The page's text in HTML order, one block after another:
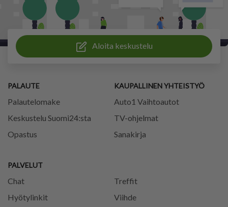
Aloita keskustelu
PALAUTE
Palautelomake
Keskustelu Suomi24:sta
Opastus
PALVELUT
Chat
Treffit
Hyötylinkit
Viihde
KAUPALLINEN YHTEISTYÖ
Auto1 Vaihtoautot
TV-ohjelmat
Sanakirja